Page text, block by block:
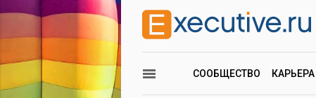
СООБЩЕСТВО КАРЬЕРА